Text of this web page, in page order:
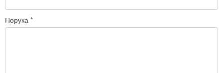
Порука *